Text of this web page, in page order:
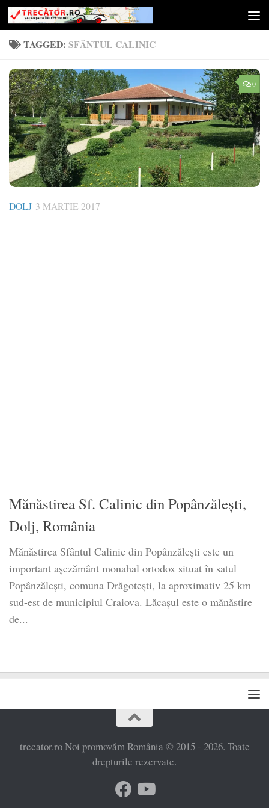
Skip to content
TAGGED: SFÂNTUL CALINIC
0
DOLJ 3 MARTIE 2017
Mănăstirea Sf. Calinic din Popânzăleşti,
Dolj, România
Mănăstirea Sfântul Calinic din Popânzăleşti este un
important aşezământ monahal ortodox situat în satul
Popânzăleşti, comuna Drăgoteşti, la aproximativ 25 km
sud-est de municipiul Craiova. Lăcaşul este o mănăstire
de...
trecator.ro Noi promovăm România © 2015 - 2026. Toate
drepturile rezervate.